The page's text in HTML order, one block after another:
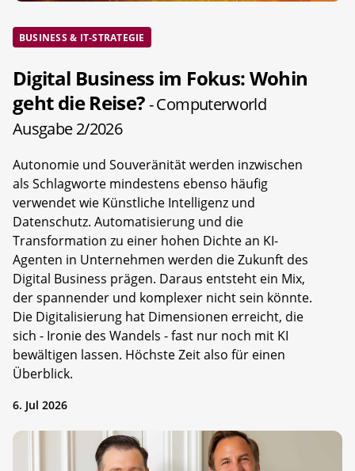
BUSINESS & IT-STRATEGIE
Digital Business im Fokus: Wohin
geht die Reise?- Computerworld
Ausgabe 2/2026
Autonomie und Souveränität werden inzwischen
als Schlagworte mindestens ebenso häufig
verwendet wie Künstliche Intelligenz und
Datenschutz. Automatisierung und die
Transformation zu einer hohen Dichte an KI-
Agenten in Unternehmen werden die Zukunft des
Digital Business prägen. Daraus entsteht ein Mix,
der spannender und komplexer nicht sein könnte.
Die Digitalisierung hat Dimensionen erreicht, die
sich - Ironie des Wandels - fast nur noch mit KI
bewältigen lassen. Höchste Zeit also für einen
Überblick.
6. Jul 2026